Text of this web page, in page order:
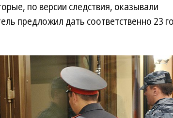
по версии следствия, оказывали
предложил дать соответственно 23